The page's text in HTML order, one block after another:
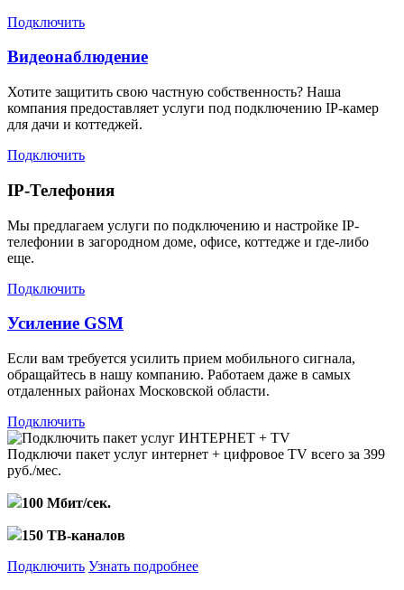
Подключить
Видеонаблюдение
Хотите защитить свою частную собственность? Наша
компания предоставляет услуги под подключению IP-камер
для дачи и коттеджей.
Подключить
IP-Телефония
Мы предлагаем услуги по подключению и настройке IP-
телефонии в загородном доме, офисе, коттедже и где-либо
еще.
Подключить
Усиление GSM
Если вам требуется усилить прием мобильного сигнала,
обращайтесь в нашу компанию. Работаем даже в самых
отдаленных районах Московской области.
Подключить
Подключи пакет услуг интернет + цифровое TV всего за 399
руб./мес.
100 Мбит/сек.
150 ТВ-каналов
Подключить Узнать подробнее